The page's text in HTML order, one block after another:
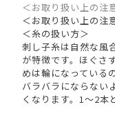
＜お取り扱い上の注
＜お取り扱い上の注
＜糸の扱い方＞
刺し子糸は自然な風
が特徴です。ほぐさ
めは輪になっている
バラバラにならない
くなります。1～2本